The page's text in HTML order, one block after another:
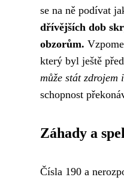
se na ně podívat
dřívějších dob
obzorům.
který byl ještě
může stát zdrojem
schopnost
Záhady a
Čísla 190 a